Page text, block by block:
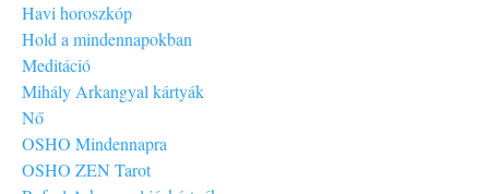
Havi horoszkóp
Hold a mindennapokban
Meditáció
Mihály Arkangyal kártyák
Nő
OSHO Mindennapra
OSHO ZEN Tarot